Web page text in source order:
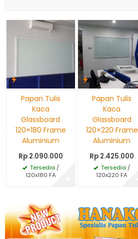
Papan Tulis
Kaca
Glassboard
120×180 Frame
Aluminium
Rp 2.090.000
Tersedia /
120x180 FA
Papan Tulis
Kaca
Glassboard
120×220 Frame
Aluminium
Rp 2.425.000
Tersedia /
120x220 FA